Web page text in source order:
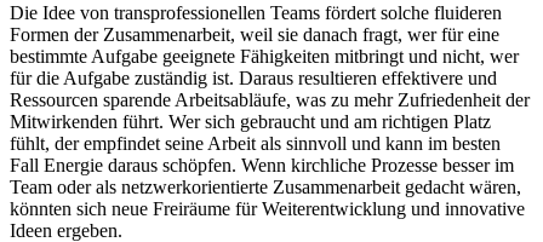
Die Idee von transprofessionellen Teams fördert solche fluideren
Formen der Zusammenarbeit, weil sie danach fragt, wer für eine
bestimmte Aufgabe geeignete Fähigkeiten mitbringt und nicht, wer
für die Aufgabe zuständig ist. Daraus resultieren effektivere und
Ressourcen sparende Arbeitsabläufe, was zu mehr Zufriedenheit der
Mitwirkenden führt. Wer sich gebraucht und am richtigen Platz
fühlt, der empfindet seine Arbeit als sinnvoll und kann im besten
Fall Energie daraus schöpfen. Wenn kirchliche Prozesse besser im
Team oder als netzwerkorientierte Zusammenarbeit gedacht wären,
könnten sich neue Freiräume für Weiterentwicklung und innovative
Ideen ergeben.